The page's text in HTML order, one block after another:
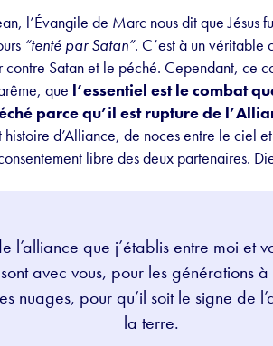
l’Évangile de Marc nous dit que Jésus
“tenté par Satan”. C’est à un véritable
contre Satan et le péché. Cependant, ce
que l’essentiel est le combat
parce qu’il est rupture de
histoire d’Alliance, de noces entre le ciel
libre des deux partenaires.
l’alliance que j’établis entre moi et
avec vous, pour les générations
nuages, pour qu’il soit le signe de
la terre.